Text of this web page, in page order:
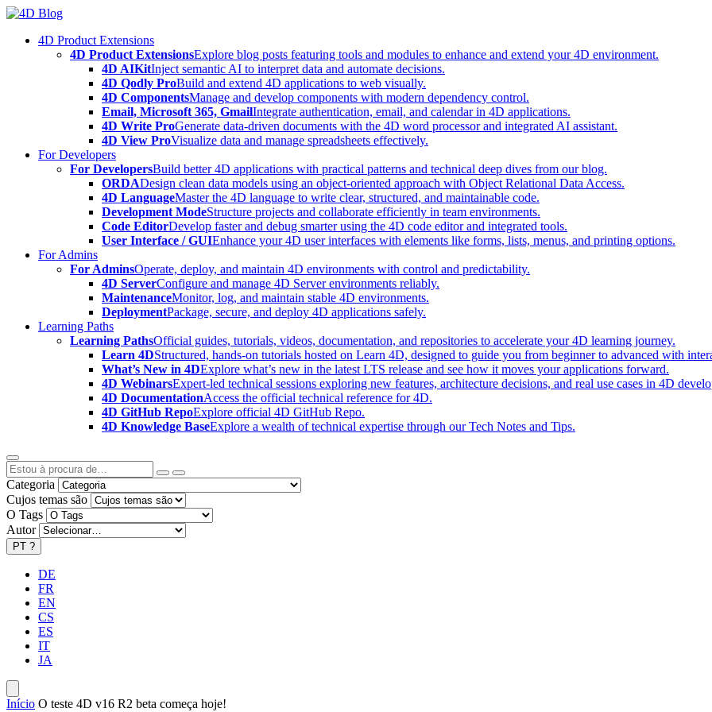
Skip
content4D Product Extensions
4D Product ExtensionsExplore blog posts featuring tools and modules to enhance and extend your 4D environment.
4D AIKitInject semantic AI to interpret data and automate decisions.
4D Qodly ProBuild and extend 4D applications to web visually.
4D ComponentsManage and develop components with modern dependency control.
Email, Microsoft 365, GmailIntegrate authentication, email, and calendar in 4D applications.
4D Write ProGenerate data-driven documents with the 4D word processor and integrated AI assistant.
4D View ProVisualize data and manage spreadsheets effectively.
For Developers
For DevelopersBuild better 4D applications with practical patterns and technical deep dives from our blog.
ORDADesign clean data models using an object-oriented approach with Object Relational Data Access.
4D LanguageMaster the 4D language to write clear, structured, and maintainable code.
Development ModeStructure projects and collaborate efficiently in team environments.
Code EditorDevelop faster and debug smarter using the 4D code editor and integrated tools.
User Interface / GUIEnhance your 4D user interfaces with elements like forms, lists, menus, and printing options.
For Admins
For AdminsOperate, deploy, and maintain 4D environments with control and predictability.
4D ServerConfigure and manage 4D Server environments reliably.
MaintenanceMonitor, log, and maintain stable 4D environments.
DeploymentPackage, secure, and deploy 4D applications safely.
Learning Paths
Learning PathsOfficial guides, tutorials, videos, documentation, and repositories to accelerate your 4D learning journey.
Learn 4DStructured, hands-on tutorials hosted on Learn 4D, designed to guide you from beginner to advanced with
What’s New in 4DExplore what’s new in the latest LTS release and see how it moves your applications forward.
4D WebinarsExpert-led technical sessions exploring new features, architecture decisions, and real use cases in 4D
4D DocumentationAccess the official technical reference for 4D.
4D GitHub RepoExplore official 4D GitHub Repo.
4D Knowledge BaseExplore a wealth of technical expertise through our Tech Notes and Tips.
Categoria
Cujos temas são
O Tags
Autor
PT ?
DE
FR
EN
CS
ES
IT
JA
Início O teste 4D v16 R2 beta começa hoje!